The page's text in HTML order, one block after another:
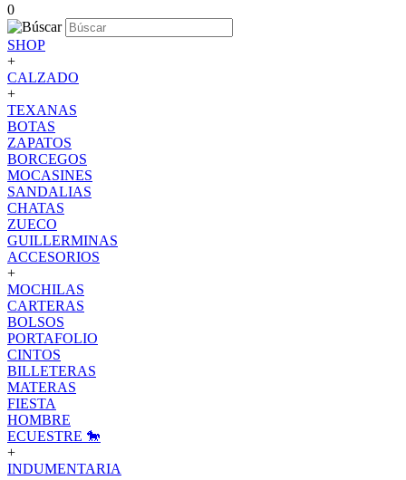
0
SHOP
+
CALZADO
+
TEXANAS
BOTAS
ZAPATOS
BORCEGOS
MOCASINES
SANDALIAS
CHATAS
ZUECO
GUILLERMINAS
ACCESORIOS
+
MOCHILAS
CARTERAS
BOLSOS
PORTAFOLIO
CINTOS
BILLETERAS
MATERAS
FIESTA
HOMBRE
ECUESTRE 🐎
+
INDUMENTARIA